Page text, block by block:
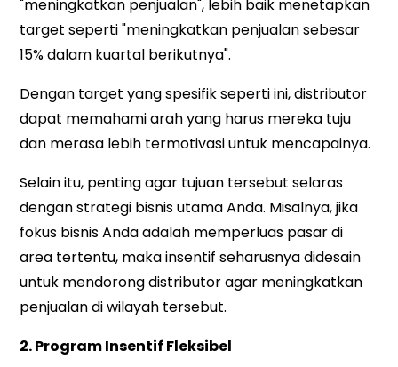
"meningkatkan penjualan", lebih baik menetapkan
target seperti "meningkatkan penjualan sebesar
15% dalam kuartal berikutnya".
Dengan target yang spesifik seperti ini, distributor
dapat memahami arah yang harus mereka tuju
dan merasa lebih termotivasi untuk mencapainya.
Selain itu, penting agar tujuan tersebut selaras
dengan strategi bisnis utama Anda. Misalnya, jika
fokus bisnis Anda adalah memperluas pasar di
area tertentu, maka insentif seharusnya didesain
untuk mendorong distributor agar meningkatkan
penjualan di wilayah tersebut.
2. Program Insentif Fleksibel